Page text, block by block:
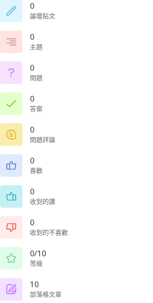
0
論壇貼文
0
主題
0
問題
0
答案
0
問題評論
0
喜歡
0
收到的讚
0
收到的不喜歡
0/10
等級
10
部落格文章